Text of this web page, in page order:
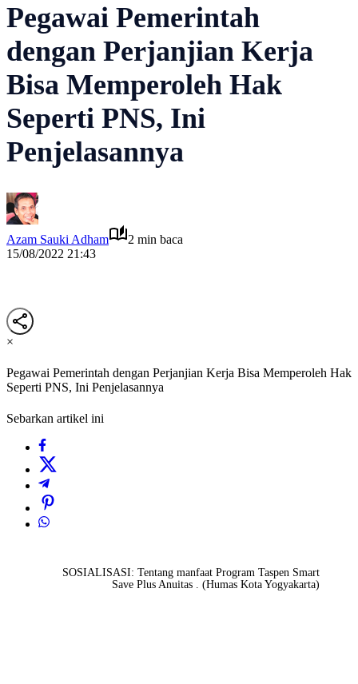
Pegawai Pemerintah
dengan Perjanjian Kerja
Bisa Memperoleh Hak
Seperti PNS, Ini
Penjelasannya
Azam Sauki Adham
2 min baca
15/08/2022 21:43
×
Pegawai Pemerintah dengan Perjanjian Kerja Bisa Memperoleh Hak
Seperti PNS, Ini Penjelasannya
Sebarkan artikel ini
SOSIALISASI: Tentang manfaat Program Taspen Smart
Save Plus Anuitas . (Humas Kota Yogyakarta)